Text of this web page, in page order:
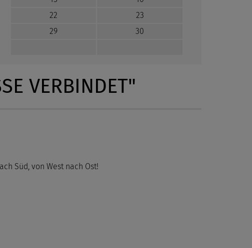
22
23
29
30
VERBINDET"
Süd, von West nach Ost!